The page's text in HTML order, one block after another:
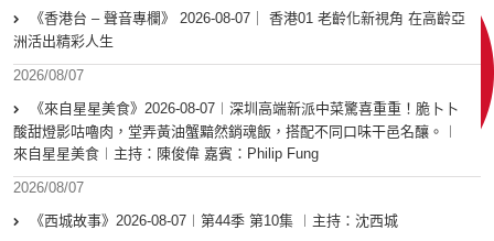
《香港台 – 聲音專欄》 2026-08-07｜ 香港01 老齡化新視角 在高齡亞
洲活出精彩人生
2026/08/07
《來自星星美食》2026-08-07︱深圳高端新派中菜驚喜重重！脆卜卜
酸甜燈影咕嚕肉，堂弄黃油蟹黯然銷魂飯，搭配不同口味干邑名釀。︱
來自星星美食︱主持：陳俊偉 嘉賓：Philip Fung
2026/08/07
《西城故事》2026-08-07︱第44季 第10集 ︱主持：沈西城